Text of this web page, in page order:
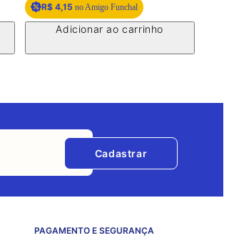
R$ 4,15 no Amigo Funchal
Adicionar ao carrinho
Cadastrar
PAGAMENTO E SEGURANÇA